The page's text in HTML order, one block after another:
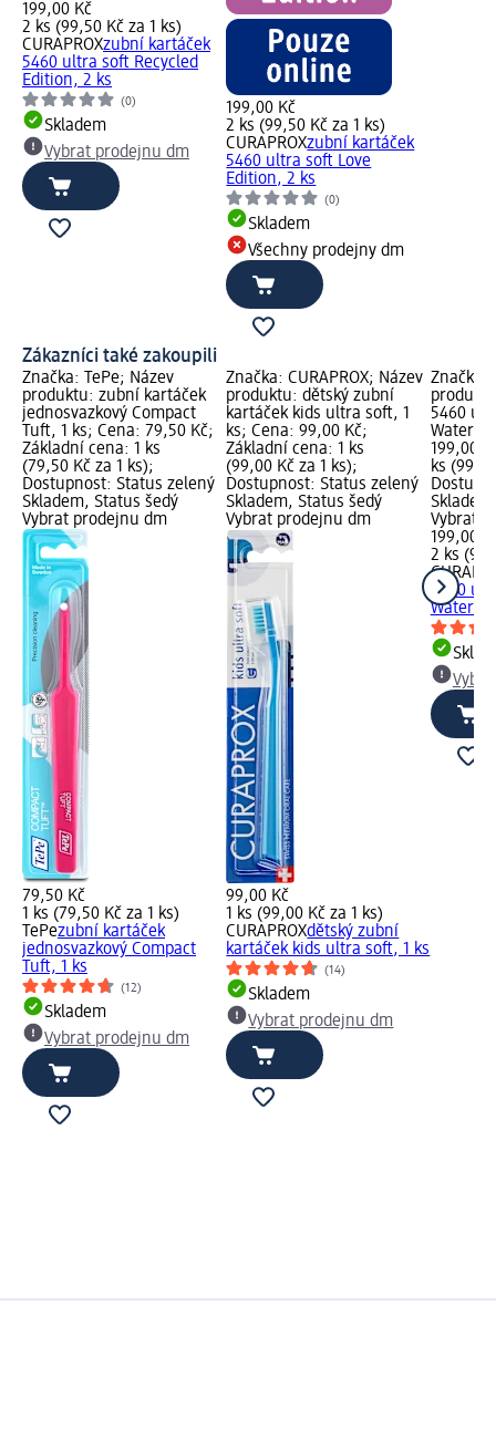
199,00 Kč
2 ks (99,50 Kč za 1 ks)
CURAPROXzubní kartáček
5460 ultra soft Recycled
Edition, 2 ks
(0)
Skladem
Vybrat prodejnu dm
199,00 Kč
2 ks (99,50 Kč za 1 ks)
CURAPROXzubní kartáček
5460 ultra soft Love
Edition, 2 ks
(0)
Skladem
Všechny prodejny dm
Zákazníci také zakoupili
Značka: TePe; Název
produktu: zubní kartáček
jednosvazkový Compact
Tuft, 1 ks; Cena: 79,50 Kč;
Základní cena: 1 ks
(79,50 Kč za 1 ks);
Dostupnost: Status zelený
Skladem, Status šedý
Vybrat prodejnu dm
79,50 Kč
1 ks (79,50 Kč za 1 ks)
TePezubní kartáček
jednosvazkový Compact
Tuft, 1 ks
(12)
Skladem
Vybrat prodejnu dm
Značka: CURAPROX; Název
produktu: dětský zubní
kartáček kids ultra soft, 1
ks; Cena: 99,00 Kč;
Základní cena: 1 ks
(99,00 Kč za 1 ks);
Dostupnost: Status zelený
Skladem, Status šedý
Vybrat prodejnu dm
99,00 Kč
1 ks (99,00 Kč za 1 ks)
CURAPROXdětský zubní
kartáček kids ultra soft, 1 ks
(14)
Skladem
Vybrat prodejnu dm
Značka:
5460
199,00
ks
Vybrat
199,00
2 ks
5460